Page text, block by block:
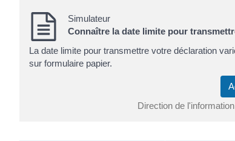
Simulateur
Connaître la date limite pour
La date limite pour transmettre votre déclaration
sur formulaire papier.
Direction de